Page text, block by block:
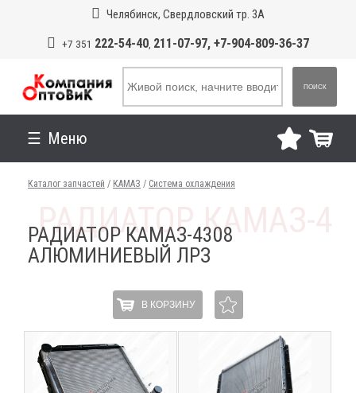
Челябинск, Свердловский тр. 3А
+7 351 222-54-40, 211-07-97, +7-904-809-36-37
ПОИСК
Меню
Каталог запчастей / КАМАЗ / Система охлаждения
РАДИАТОР КАМАЗ-4308
АЛЮМИНИЕВЫЙ ЛРЗ
В КОРЗИНУ